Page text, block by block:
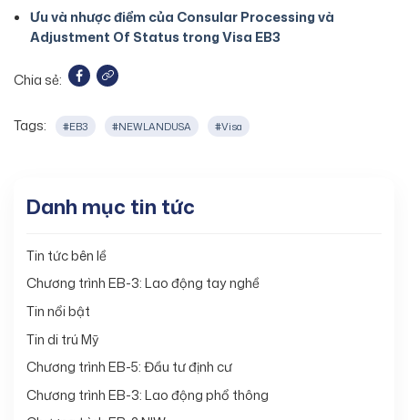
Ưu và nhược điểm của Consular Processing và
Adjustment Of Status trong Visa EB3
Chia sẻ:
Tags: #EB3 #NEWLANDUSA #Visa
Danh mục tin tức
Tin tức bên lề
Chương trình EB-3: Lao động tay nghề
Tin nổi bật
Tin di trú Mỹ
Chương trình EB-5: Đầu tư định cư
Chương trình EB-3: Lao động phổ thông